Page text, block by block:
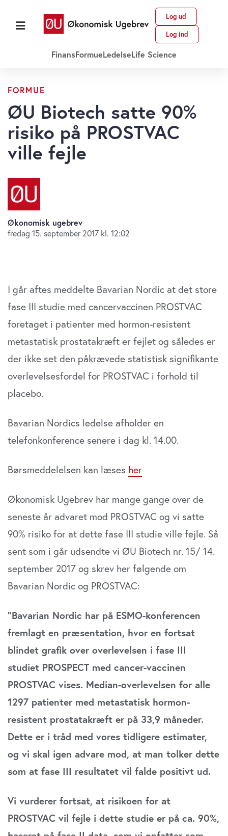
Log ud
Log ind
FinansFormueLedelseLife Science
FORMUE
ØU Biotech satte 90%
risiko på PROSTVAC
ville fejle
Økonomisk ugebrev
fredag 15. september 2017 kl. 12:02
I går aftes meddelte Bavarian Nordic at det store
fase III studie med cancervaccinen PROSTVAC
foretaget i patienter med hormon-resistent
metastatisk prostatakræft er fejlet og således er
der ikke set den påkrævede statistisk signifikante
overlevelsesfordel for PROSTVAC i forhold til
placebo.
Bavarian Nordics ledelse afholder en
telefonkonference senere i dag kl. 14.00.
Børsmeddelelsen kan læses her
Økonomisk Ugebrev har mange gange over de
seneste år advaret mod PROSTVAC og vi satte
90% risiko for at dette fase III studie ville fejle. Så
sent som i går udsendte vi ØU Biotech nr. 15/ 14.
september 2017 og skrev her følgende om
Bavarian Nordic og PROSTVAC:
“Bavarian Nordic har på ESMO-konferencen
fremlagt en præsentation, hvor en fortsat
blindet grafik over overlevelsen i fase III
studiet PROSPECT med cancer-vaccinen
PROSTVAC vises. Median-overlevelsen for alle
1297 patienter med metastatisk hormon-
resistent prostatakræft er på 33,9 måneder.
Dette er i tråd med vores tidligere estimater,
og vi skal igen advare mod, at man tolker dette
som at fase III resultatet vil falde positivt ud.
Vi vurderer fortsat, at risikoen for at
PROSTVAC vil fejle i dette studie er på ca. 90%,